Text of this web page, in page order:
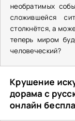
необратимых
сложившейся
столкнётся, а
теперь миром
человеческий?
Крушение
дорама с
онлайн